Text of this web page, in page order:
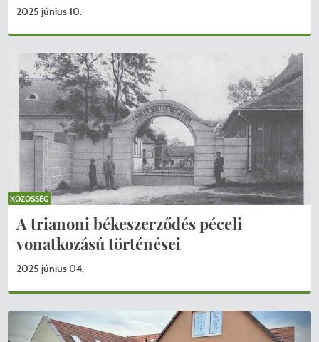
2025 június 10.
A trianoni békeszerződés péceli
vonatkozású történései
2025 június 04.
KÖZÖSSÉG